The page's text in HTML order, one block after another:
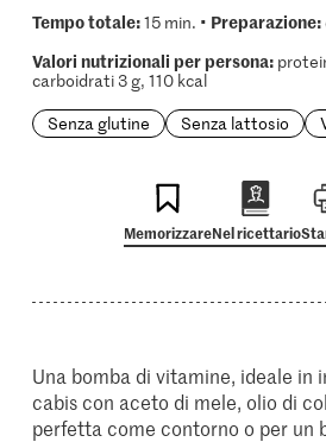
Tempo totale:15 min. • Preparazione:
Valori nutrizionali per persona:
carboidrati 3 g, 110 kcal
Senza glutine
Senza lattosio
MemorizzareNel ricettario
Una bomba di vitamine, ideale in
cabis con aceto di mele, olio di
perfetta come contorno o per un